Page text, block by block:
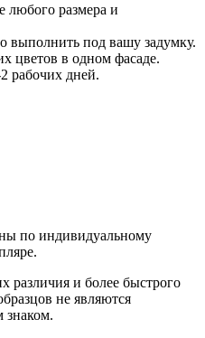
любого размера и
выполнить под вашу задумку.
цветов в одном фасаде.
рабочих дней.
по индивидуальному
различия и более быстрого
не являются
знаком.